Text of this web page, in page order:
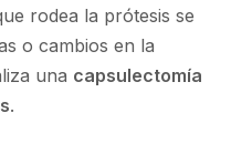
rodea la prótesis se
o cambios en la
una capsulectomía
.